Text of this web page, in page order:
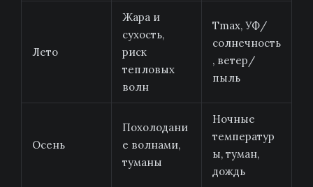
Лето
Жара и
сухость,
риск
тепловых
волн
Tmax, УФ/
солнечность
, ветер/
пыль
Осень
Похолодани
е волнами,
туманы
Ночные
температур
ы, туман,
дождь